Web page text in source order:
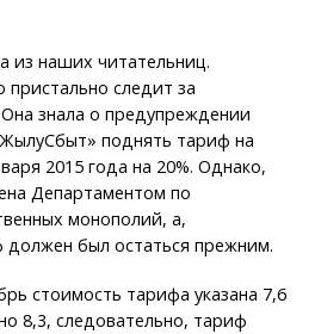
из наших читательниц.
следит за
знала о предупреждении
поднять тариф на
2015 года на 20%. Однако,
Департаментом по
монополий, а,
должен был остаться прежним.
стоимость тарифа указана 7,6
8,3, следовательно, тариф